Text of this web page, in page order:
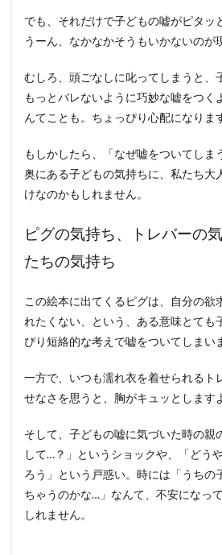
でも、それだけで子どもの嘘がピタッ
うーん、なかなかそうもいかないのが
むしろ、頭ごなしに叱ってしまうと、
もっとバレないように巧妙な嘘をつく
んてことも。ちょっぴり心配になりま
もしかしたら、「なぜ嘘をついてしま
奥にある子どもの気持ちに、私たち大
けなのかもしれません。
ピグの気持ち、トレバーの
たちの気持ち
この絵本に出てくるピグは、自分の欲
れたくない、という、ある意味とても
ぴり短絡的な考えで嘘をついてしまい
一方で、いつも濡れ衣を着せられるト
せなさを思うと、胸がキュッとします
そして、子どもの嘘に気づいた時の親
して…？」というショックや、「どう
ろう」という戸惑い。時には「うちの
ちゃうのかな…」なんて、不安になっ
しれません。